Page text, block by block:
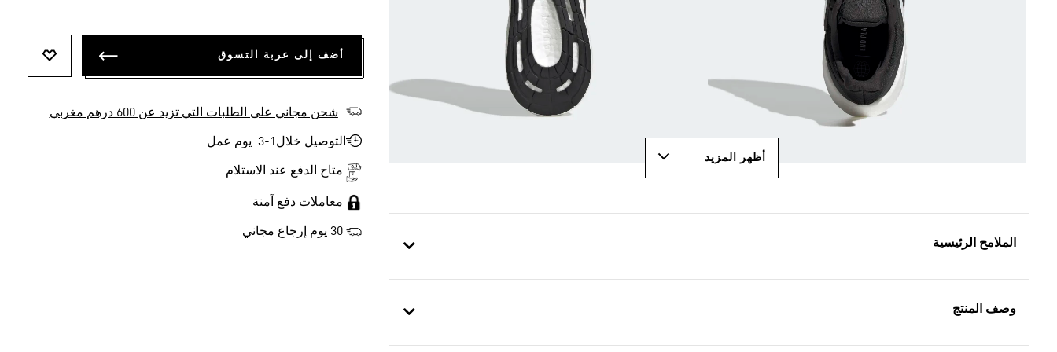
أظهر المزيد
الملامح الرئيسية
وصف المنتج
أضف إلى عربة التسوق
شحن مجاني على الطلبات التي تزيد عن 600 درهم مغربي
التوصيل خلال1-3 يوم عمل
متاح الدفع عند الاستلام
معاملات دفع آمنة
30 يوم إرجاع مجاني